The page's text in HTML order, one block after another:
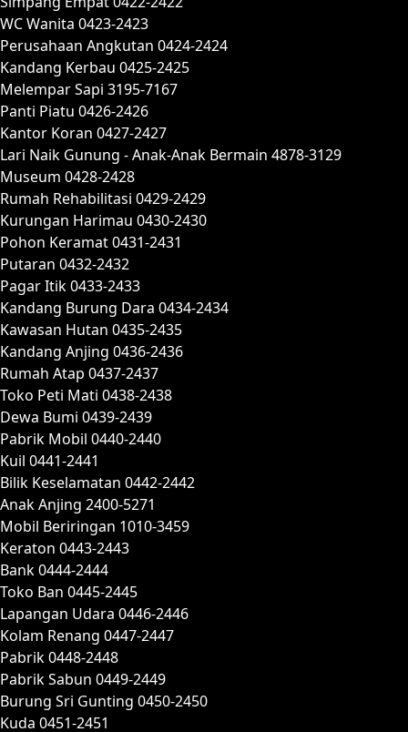
WC Wanita 0423-2423
Perusahaan Angkutan 0424-2424
Kandang Kerbau 0425-2425
Melempar Sapi 3195-7167
Panti Piatu 0426-2426
Kantor Koran 0427-2427
Lari Naik Gunung - Anak-Anak Bermain 4878-3129
Museum 0428-2428
Rumah Rehabilitasi 0429-2429
Kurungan Harimau 0430-2430
Pohon Keramat 0431-2431
Putaran 0432-2432
Pagar Itik 0433-2433
Kandang Burung Dara 0434-2434
Kawasan Hutan 0435-2435
Kandang Anjing 0436-2436
Rumah Atap 0437-2437
Toko Peti Mati 0438-2438
Dewa Bumi 0439-2439
Pabrik Mobil 0440-2440
Kuil 0441-2441
Bilik Keselamatan 0442-2442
Anak Anjing 2400-5271
Mobil Beriringan 1010-3459
Keraton 0443-2443
Bank 0444-2444
Toko Ban 0445-2445
Lapangan Udara 0446-2446
Kolam Renang 0447-2447
Pabrik 0448-2448
Pabrik Sabun 0449-2449
Burung Sri Gunting 0450-2450
Kuda 0451-2451